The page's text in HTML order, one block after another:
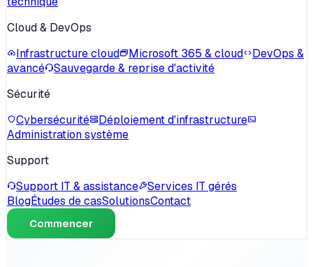
Cloud & DevOps
Infrastructure cloud
Microsoft 365 & cloud
DevOps &
avancé
Sauvegarde & reprise d'activité
Sécurité
Cybersécurité
Déploiement d'infrastructure
Administration système
Support
Support IT & assistance
Services IT gérés
BlogÉtudes de casSolutionsContact
Commencer